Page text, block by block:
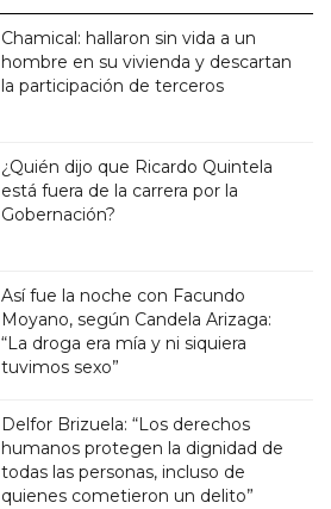
Chamical: hallaron sin vida a un
hombre en su vivienda y descartan
la participación de terceros
¿Quién dijo que Ricardo Quintela
está fuera de la carrera por la
Gobernación?
Así fue la noche con Facundo
Moyano, según Candela Arizaga:
“La droga era mía y ni siquiera
tuvimos sexo”
Delfor Brizuela: “Los derechos
humanos protegen la dignidad de
todas las personas, incluso de
quienes cometieron un delito”